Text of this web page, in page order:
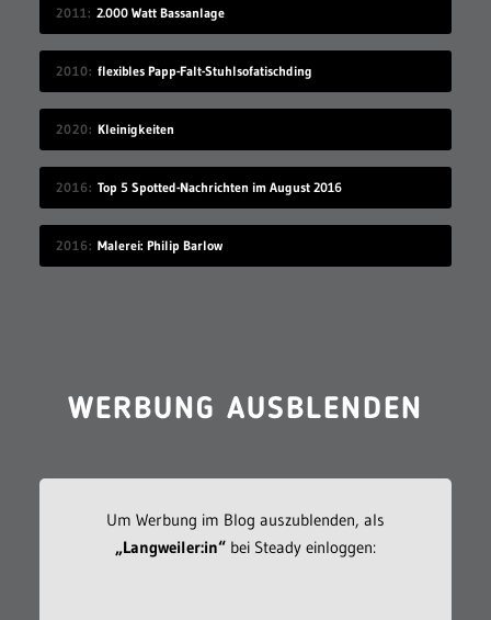
2011 2.000 Watt Bassanlage
2010 flexibles Papp-Falt-Stuhlsofatischding
2020 Kleinigkeiten
2016 Top 5 Spotted-Nachrichten im August 2016
2016 Malerei: Philip Barlow
WERBUNG AUSBLENDEN
Um Werbung im Blog auszublenden, als
„Langweiler:in“bei Steady einloggen: